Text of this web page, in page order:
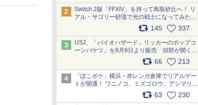
Switch 2版「FFXIV」を持って鳥取砂丘へ！ リ
アル・サゴリー砂漠で光の戦士になってみた
145 337
USJ、「バイオハザード」リッカーのポップコ
ーンバケツ」を9月9日より販売 頭部が開く仕
組み。味は恐怖を堪のう「味噌フレーバー」
66 213
「ぽこポケ」横浜・赤レンガ倉庫でリアルゲー
トが開通！ ワニノコ、ミズゴロウ、アシマリ登
場シーンをレポート pic.x.com/LDgEByVl6D
63 230